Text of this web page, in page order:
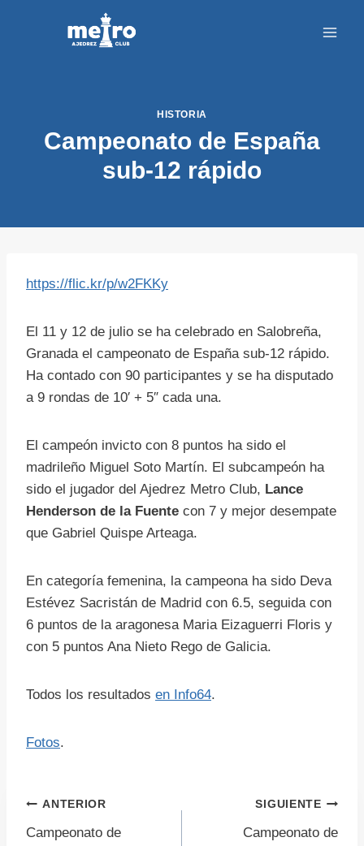
HISTORIA
Campeonato de España
sub-12 rápido
https://flic.kr/p/w2FKKy
El 11 y 12 de julio se ha celebrado en Salobreña,
Granada el campeonato de España sub-12 rápido.
Ha contado con 90 participantes y se ha disputado
a 9 rondas de 10′ + 5″ cada una.
El campeón invicto con 8 puntos ha sido el
madrileño Miguel Soto Martín. El subcampeón ha
sido el jugador del Ajedrez Metro Club, Lance
Henderson de la Fuente con 7 y mejor desempate
que Gabriel Quispe Arteaga.
En categoría femenina, la campeona ha sido Deva
Estévez Sacristán de Madrid con 6.5, seguida con
6 puntos de la aragonesa Maria Eizaguerri Floris y
con 5 puntos Ana Nieto Rego de Galicia.
Todos los resultados en Info64.
Fotos.
Navegación
ANTERIOR
Campeonato de
SIGUIENTE
Campeonato de